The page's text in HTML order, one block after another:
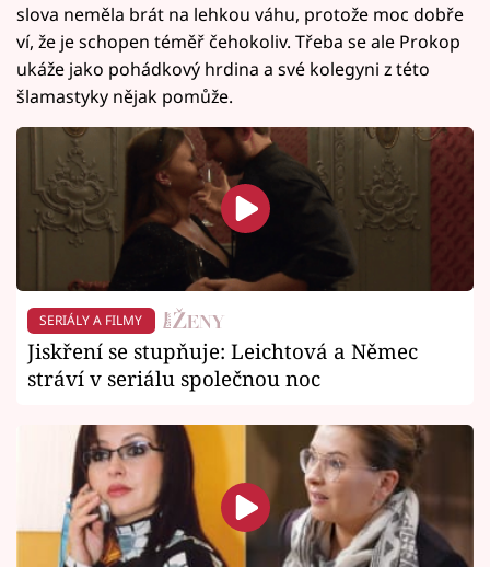
slova neměla brát na lehkou váhu, protože moc dobře
ví, že je schopen téměř čehokoliv. Třeba se ale Prokop
ukáže jako pohádkový hrdina a své kolegyni z této
šlamastyky nějak pomůže.
SERIÁLY A FILMY
Jiskření se stupňuje: Leichtová a Němec
stráví v seriálu společnou noc